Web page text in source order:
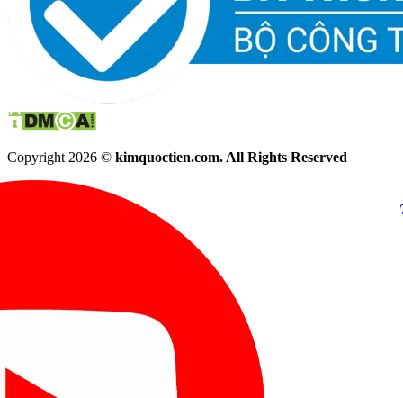
Copyright 2026 © kimquoctien.com. All Rights Reserved
(8h00 - 21h30)
(8h00 -